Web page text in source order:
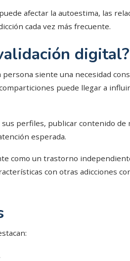
afectar la autoestima, las
cada vez más frecuente.
digital?
persona siente una necesidad
puede llegar a
perfiles, publicar contenido
esperada.
como un trastorno
con otras adicciones